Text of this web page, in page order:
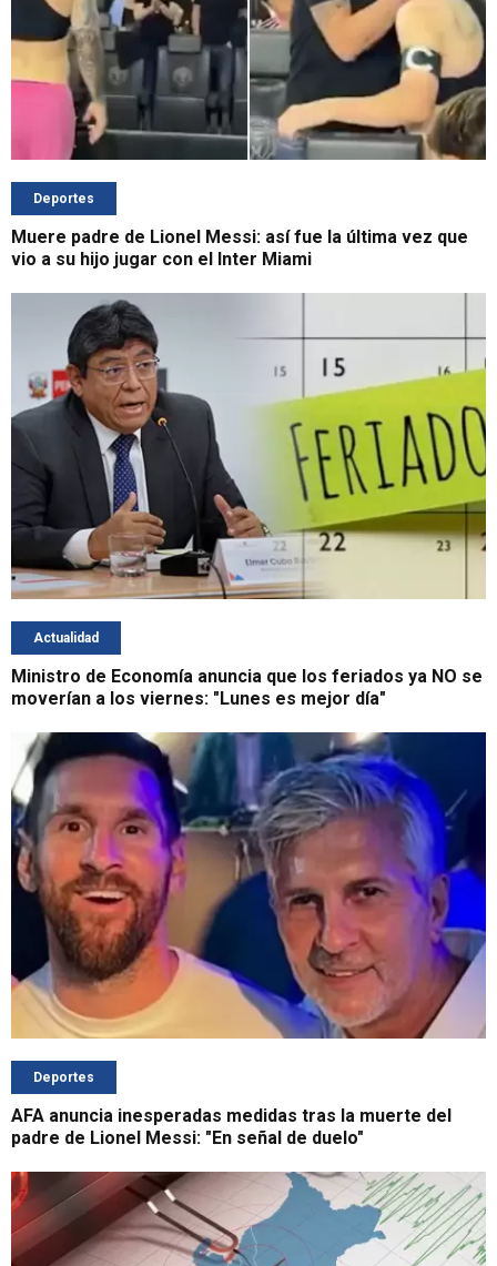
Deportes
Muere padre de Lionel Messi: así fue la última vez que
vio a su hijo jugar con el Inter Miami
Actualidad
Ministro de Economía anuncia que los feriados ya NO se
moverían a los viernes: "Lunes es mejor día"
Deportes
AFA anuncia inesperadas medidas tras la muerte del
padre de Lionel Messi: "En señal de duelo"